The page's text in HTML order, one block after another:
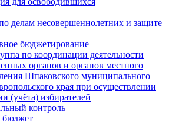
делам несовершеннолетних и защите
бюджетирование
по координации деятельности
органов и органов местного
Шпаковского муниципального
края при осуществлении
(учёта) избирателей
контроль